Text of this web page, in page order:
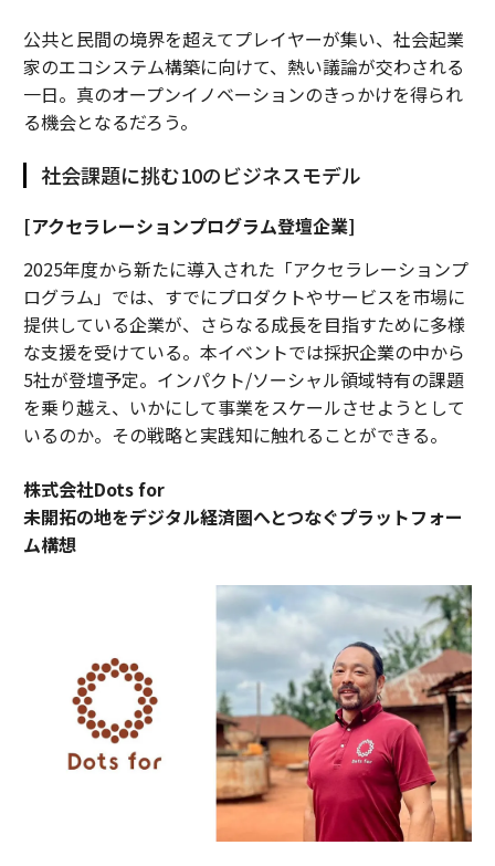
公共と民間の境界を超えてプレイヤーが集い、社会起業
家のエコシステム構築に向けて、熱い議論が交わされる
一日。真のオープンイノベーションのきっかけを得られ
る機会となるだろう。
社会課題に挑む10のビジネスモデル
[アクセラレーションプログラム登壇企業]
2025年度から新たに導入された「アクセラレーションプ
ログラム」では、すでにプロダクトやサービスを市場に
提供している企業が、さらなる成長を目指すために多様
な支援を受けている。本イベントでは採択企業の中から
5社が登壇予定。インパクト/ソーシャル領域特有の課題
を乗り越え、いかにして事業をスケールさせようとして
いるのか。その戦略と実践知に触れることができる。
株式会社Dots for
未開拓の地をデジタル経済圏へとつなぐプラットフォー
ム構想